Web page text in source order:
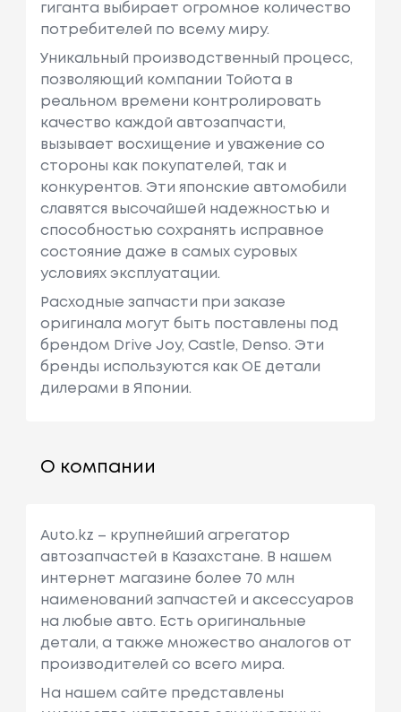
гиганта выбирает огромное количество
потребителей по всему миру.
Уникальный производственный процесс,
позволяющий компании Тойота в
реальном времени контролировать
качество каждой автозапчасти,
вызывает восхищение и уважение со
стороны как покупателей, так и
конкурентов. Эти японские автомобили
славятся высочайшей надежностью и
способностью сохранять исправное
состояние даже в самых суровых
условиях эксплуатации.
Расходные запчасти при заказе
оригинала могут быть поставлены под
брендом Drive Joy, Castle, Denso. Эти
бренды используются как ОЕ детали
дилерами в Японии.
О компании
Auto.kz – крупнейший агрегатор
автозапчастей в Казахстане. В нашем
интернет магазине более 70 млн
наименований запчастей и аксессуаров
на любые авто. Есть оригинальные
детали, а также множество аналогов от
производителей со всего мира.
На нашем сайте представлены